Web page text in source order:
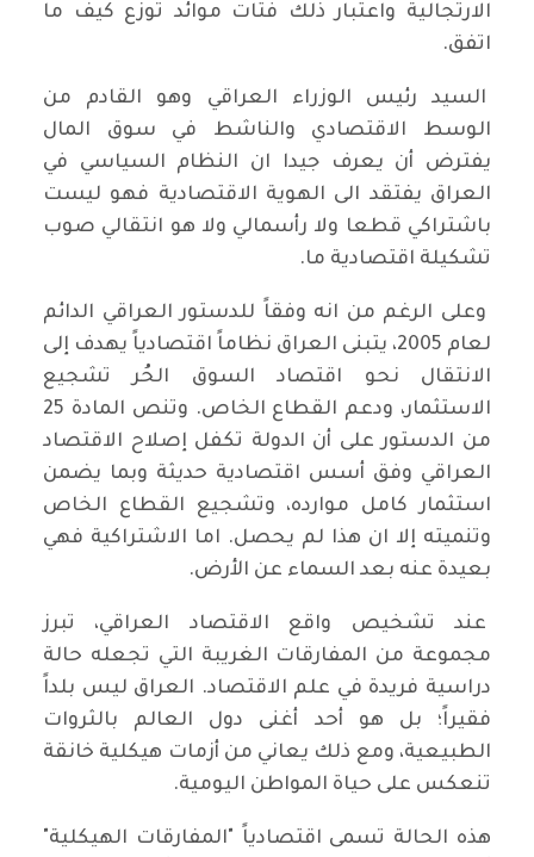
الارتجالية واعتبار ذلك فتات موائد توزع كيف ما
اتفق.
السيد رئيس الوزراء العراقي وهو القادم من
الوسط الاقتصادي والناشط في سوق المال
يفترض أن يعرف جيدا ان النظام السياسي في
العراق يفتقد الى الهوية الاقتصادية فهو ليست
باشتراكي قطعا ولا رأسمالي ولا هو انتقالي صوب
تشكيلة اقتصادية ما.
وعلى الرغم من انه ​وفقاً للدستور العراقي الدائم
لعام 2005، يتبنى العراق نظاماً اقتصادياً يهدف إلى
الانتقال نحو اقتصاد السوق الحُر تشجيع
الاستثمار، ودعم القطاع الخاص. وتنص المادة 25
من الدستور على أن الدولة تكفل إصلاح الاقتصاد
العراقي وفق أسس اقتصادية حديثة وبما يضمن
استثمار كامل موارده، وتشجيع القطاع الخاص
وتنميته إلا ان هذا لم يحصل. اما الاشتراكية فهي
بعيدة عنه بعد السماء عن الأرض.
عند تشخيص واقع الاقتصاد العراقي، تبرز
مجموعة من المفارقات الغريبة التي تجعله حالة
دراسية فريدة في علم الاقتصاد. العراق ليس بلداً
فقيراً؛ بل هو أحد أغنى دول العالم بالثروات
الطبيعية، ومع ذلك يعاني من أزمات هيكلية خانقة
تنعكس على حياة المواطن اليومية.
​هذه الحالة تسمى اقتصادياً "المفارقات الهيكلية"